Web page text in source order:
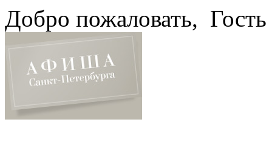
Добро пожаловать, Гость